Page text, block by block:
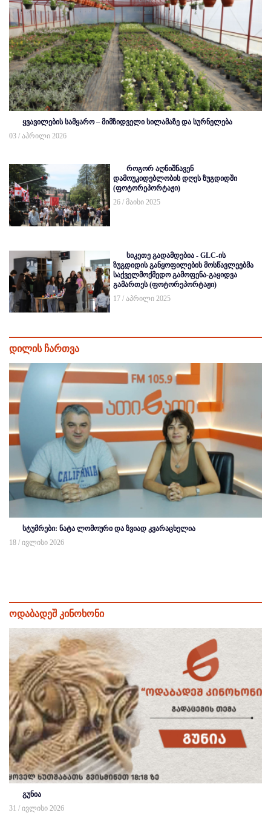
ყვავილების სამყარო – მიმზიდველი სილამაზე და სურნელება
03 / აპრილი 2026
როგორ აღნიშნავენ
დამოუკიდებლობის დღეს ზუგდიდში
(ფოტორეპორტაჟი)
26 / მაისი 2025
სიკეთე გადამდებია - GLC-ის
ზუგდიდის განყოფილების მოსწავლეებმა
საქველმოქმედო გამოფენა-გაყიდვა
გამართეს (ფოტორეპორტაჟი)
17 / აპრილი 2025
დილის ჩართვა
სტუმრები: ნატა ლომოური და ზვიად კვარაცხელია
18 / ივლისი 2026
ოდაბადეშ კინოხონი
გუნია
31 / ივლისი 2026